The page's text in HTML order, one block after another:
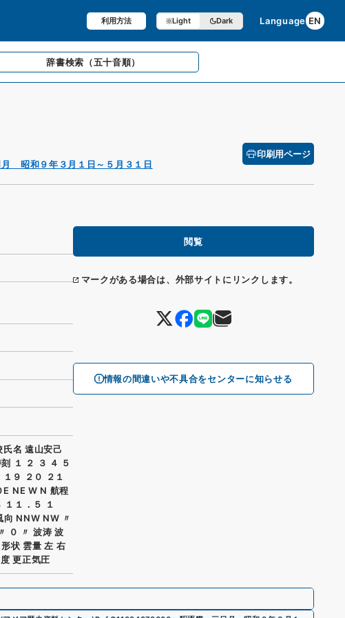
利用方法 Light Dark Language EN
辞書検索 （五十音順）
昭和９年３月１日～５月３１日
印刷用ページ
閲覧
マークがある場合は、外部サイトにリンクします。
情報の間違いや不具合をセンターに知らせる
氏名 遠山安己
１ ２ ３ ４ ５
９ ２０ ２１
E NE W N 航程
１１．５ １
向 NNW NW 〃
０ 〃 波涛 波
状 雲量 左 右
更正気圧